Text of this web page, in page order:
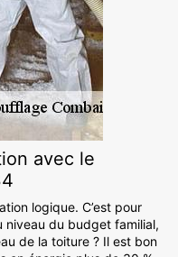
avec le
logique. C’est pour
niveau du budget familial,
de la toiture ? Il est bon